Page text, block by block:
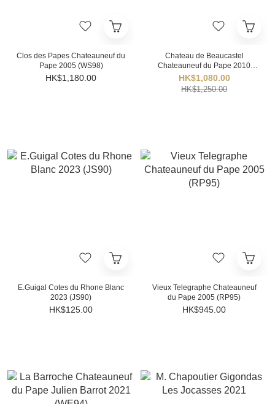
Clos des Papes Chateauneuf du
Pape 2005 (WS98)
HK$1,180.00
Chateau de Beaucastel
Chateauneuf du Pape 2010
(RP95)
HK$1,080.00
HK$1,250.00
E.Guigal Cotes du Rhone Blanc
2023 (JS90)
HK$125.00
Vieux Telegraphe Chateauneuf
du Pape 2005 (RP95)
HK$945.00